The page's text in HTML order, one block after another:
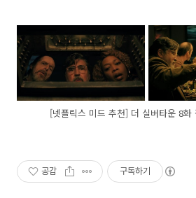
[넷플릭스 미드 추천] 더 실버타운 8화
공감 구독하기